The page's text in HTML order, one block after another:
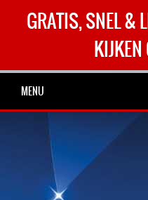
GRATIS, SNEL &
MENU